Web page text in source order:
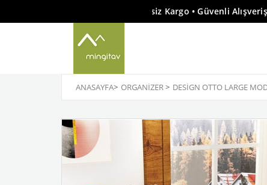
🚚 Tüm Siparişlerde Ücretsiz Kargo • Güvenli Alışveriş
ANASAYFA> ORGANIZER> DESIGN OTTO LARGE